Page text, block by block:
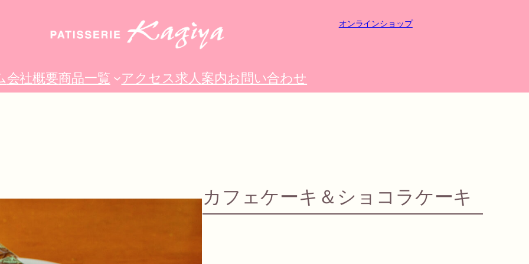
オンラインショップ
会社概要商品一覧 アクセス求人案内お問い合わせ
カフェケーキ＆ショコラケーキ